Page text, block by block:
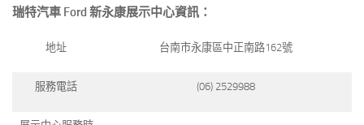
瑞特汽車 Ford 新永康展示中心資訊：
地址 台南市永康區中正南路162號
服務電話 (06) 2529988